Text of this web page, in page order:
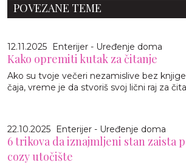
POVEZANE TEME
12.11.2025 Enterijer - Uređenje doma
Kako opremiti kutak za čitanje
Ako su tvoje večeri nezamislive bez
čaja, vreme je da stvoriš svoj lični raj za
22.10.2025 Enterijer - Uređenje doma
6 trikova da iznajmljeni stan zaista
cozy utočište